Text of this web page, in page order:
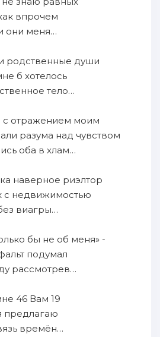
впрочем
они меня…
родственные души
б хотелось
тело…
с отражением моим
разума над чувством
оба в хлам…
наверное риэлтор
с недвижимостью
виагры…
бы не об меня» -
подумал
рассмотрев…
46 Вам 19
предлагаю
времён…